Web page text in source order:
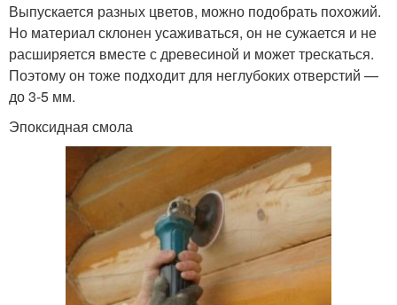
Выпускается разных цветов, можно подобрать похожий.
Но материал склонен усаживаться, он не сужается и не
расширяется вместе с древесиной и может трескаться.
Поэтому он тоже подходит для неглубоких отверстий —
до 3-5 мм.
Эпоксидная смола